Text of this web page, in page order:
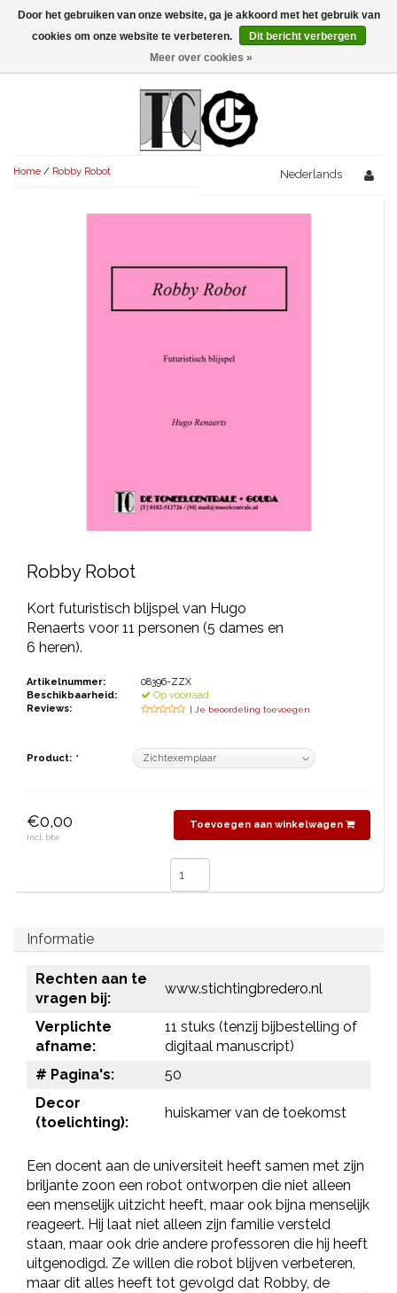
Menu
AVONDVULLEND (+75')
KORT (-30')
AVONDVULLEND (+75')
OVERIG (30'-75')
AVONDVULLEND (+75')
SPEKTAKELSTUKKEN
THEATERBOEKEN
SKETCHES
Home / Robby Robot Nederlands
Robby Robot
Kort futuristisch blijspel van Hugo
Renaerts voor 11 personen (5 dames en
6 heren).
Artikelnummer:
08396-ZZX
Beschikbaarheid:
Op voorraad
Reviews:
| Je beoordeling toevoegen
Product: *
€0,00
Incl. btw
Toevoegen aan winkelwagen
Informatie
Rechten aan te
vragen bij:
www.stichtingbredero.nl
Verplichte
afname:
11 stuks (tenzij bijbestelling of
digitaal manuscript)
# Pagina's:
50
Decor
(toelichting):
huiskamer van de toekomst
Een docent aan de universiteit heeft samen met zijn
briljante zoon een robot ontworpen die niet alleen
een menselijk uitzicht heeft, maar ook bijna menselijk
reageert. Hij laat niet alleen zijn familie versteld
staan, maar ook drie andere professoren die hij heeft
uitgenodigd. Ze willen die robot blijven verbeteren,
maar dit alles heeft tot gevolgd dat Robby, de
Door het gebruiken van onze website, ga je akkoord met het gebruik van
cookies om onze website te verbeteren.
Dit bericht verbergen
Meer over cookies »